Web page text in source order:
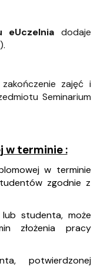
eUczelnia dodaje
zakończenie zajęć i
Seminarium
w terminie :
w terminie
zgodnie z
studenta, może
złożenia pracy
potwierdzonej